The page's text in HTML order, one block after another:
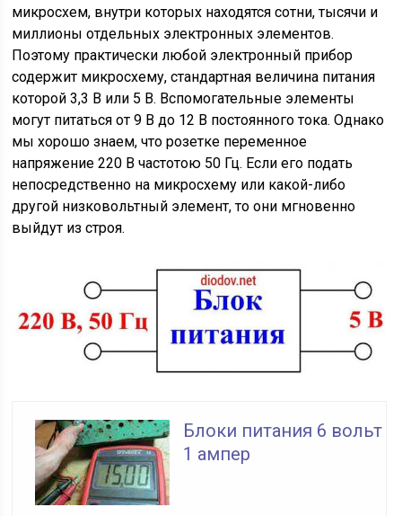
микросхем, внутри которых находятся сотни, тысячи и
миллионы отдельных электронных элементов.
Поэтому практически любой электронный прибор
содержит микросхему, стандартная величина питания
которой 3,3 В или 5 В. Вспомогательные элементы
могут питаться от 9 В до 12 В постоянного тока. Однако
мы хорошо знаем, что розетке переменное
напряжение 220 В частотою 50 Гц. Если его подать
непосредственно на микросхему или какой-либо
другой низковольтный элемент, то они мгновенно
выйдут из строя.
Блоки питания 6 вольт
1 ампер